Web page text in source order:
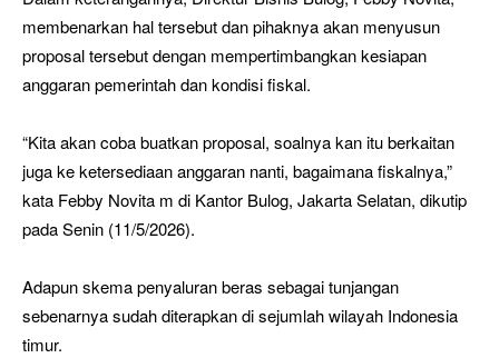
membenarkan hal tersebut dan pihaknya akan menyusun
proposal tersebut dengan mempertimbangkan kesiapan
anggaran pemerintah dan kondisi fiskal.
“Kita akan coba buatkan proposal, soalnya kan itu berkaitan
juga ke ketersediaan anggaran nanti, bagaimana fiskalnya,”
kata Febby Novita m di Kantor Bulog, Jakarta Selatan, dikutip
pada Senin (11/5/2026).
Adapun skema penyaluran beras sebagai tunjangan
sebenarnya sudah diterapkan di sejumlah wilayah Indonesia
timur.